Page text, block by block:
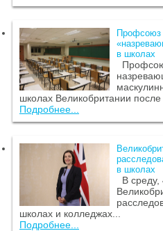
Профсоюз
в школах
школах Великобритании после
Подробнее...
в школах
В среду,
школах и колледжах...
Подробнее...